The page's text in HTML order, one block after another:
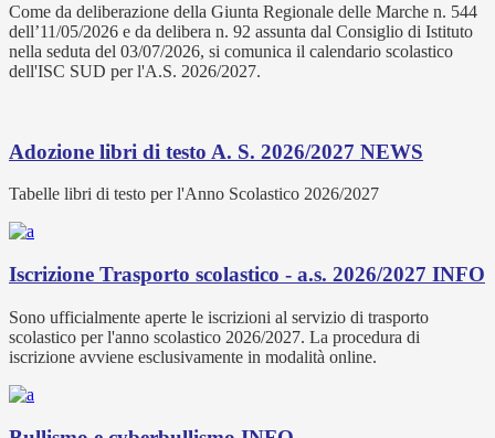
Come da deliberazione della Giunta Regionale delle Marche n. 544
dell’11/05/2026 e da delibera n. 92 assunta dal Consiglio di Istituto
nella seduta del 03/07/2026, si comunica il calendario scolastico
dell'ISC SUD per l'A.S. 2026/2027.
Adozione libri di testo A. S. 2026/2027 NEWS
Tabelle libri di testo per l'Anno Scolastico 2026/2027
Iscrizione Trasporto scolastico - a.s. 2026/2027 INFO
Sono ufficialmente aperte le iscrizioni al servizio di trasporto
scolastico per l'anno scolastico 2026/2027. La procedura di
iscrizione avviene esclusivamente in modalità online.